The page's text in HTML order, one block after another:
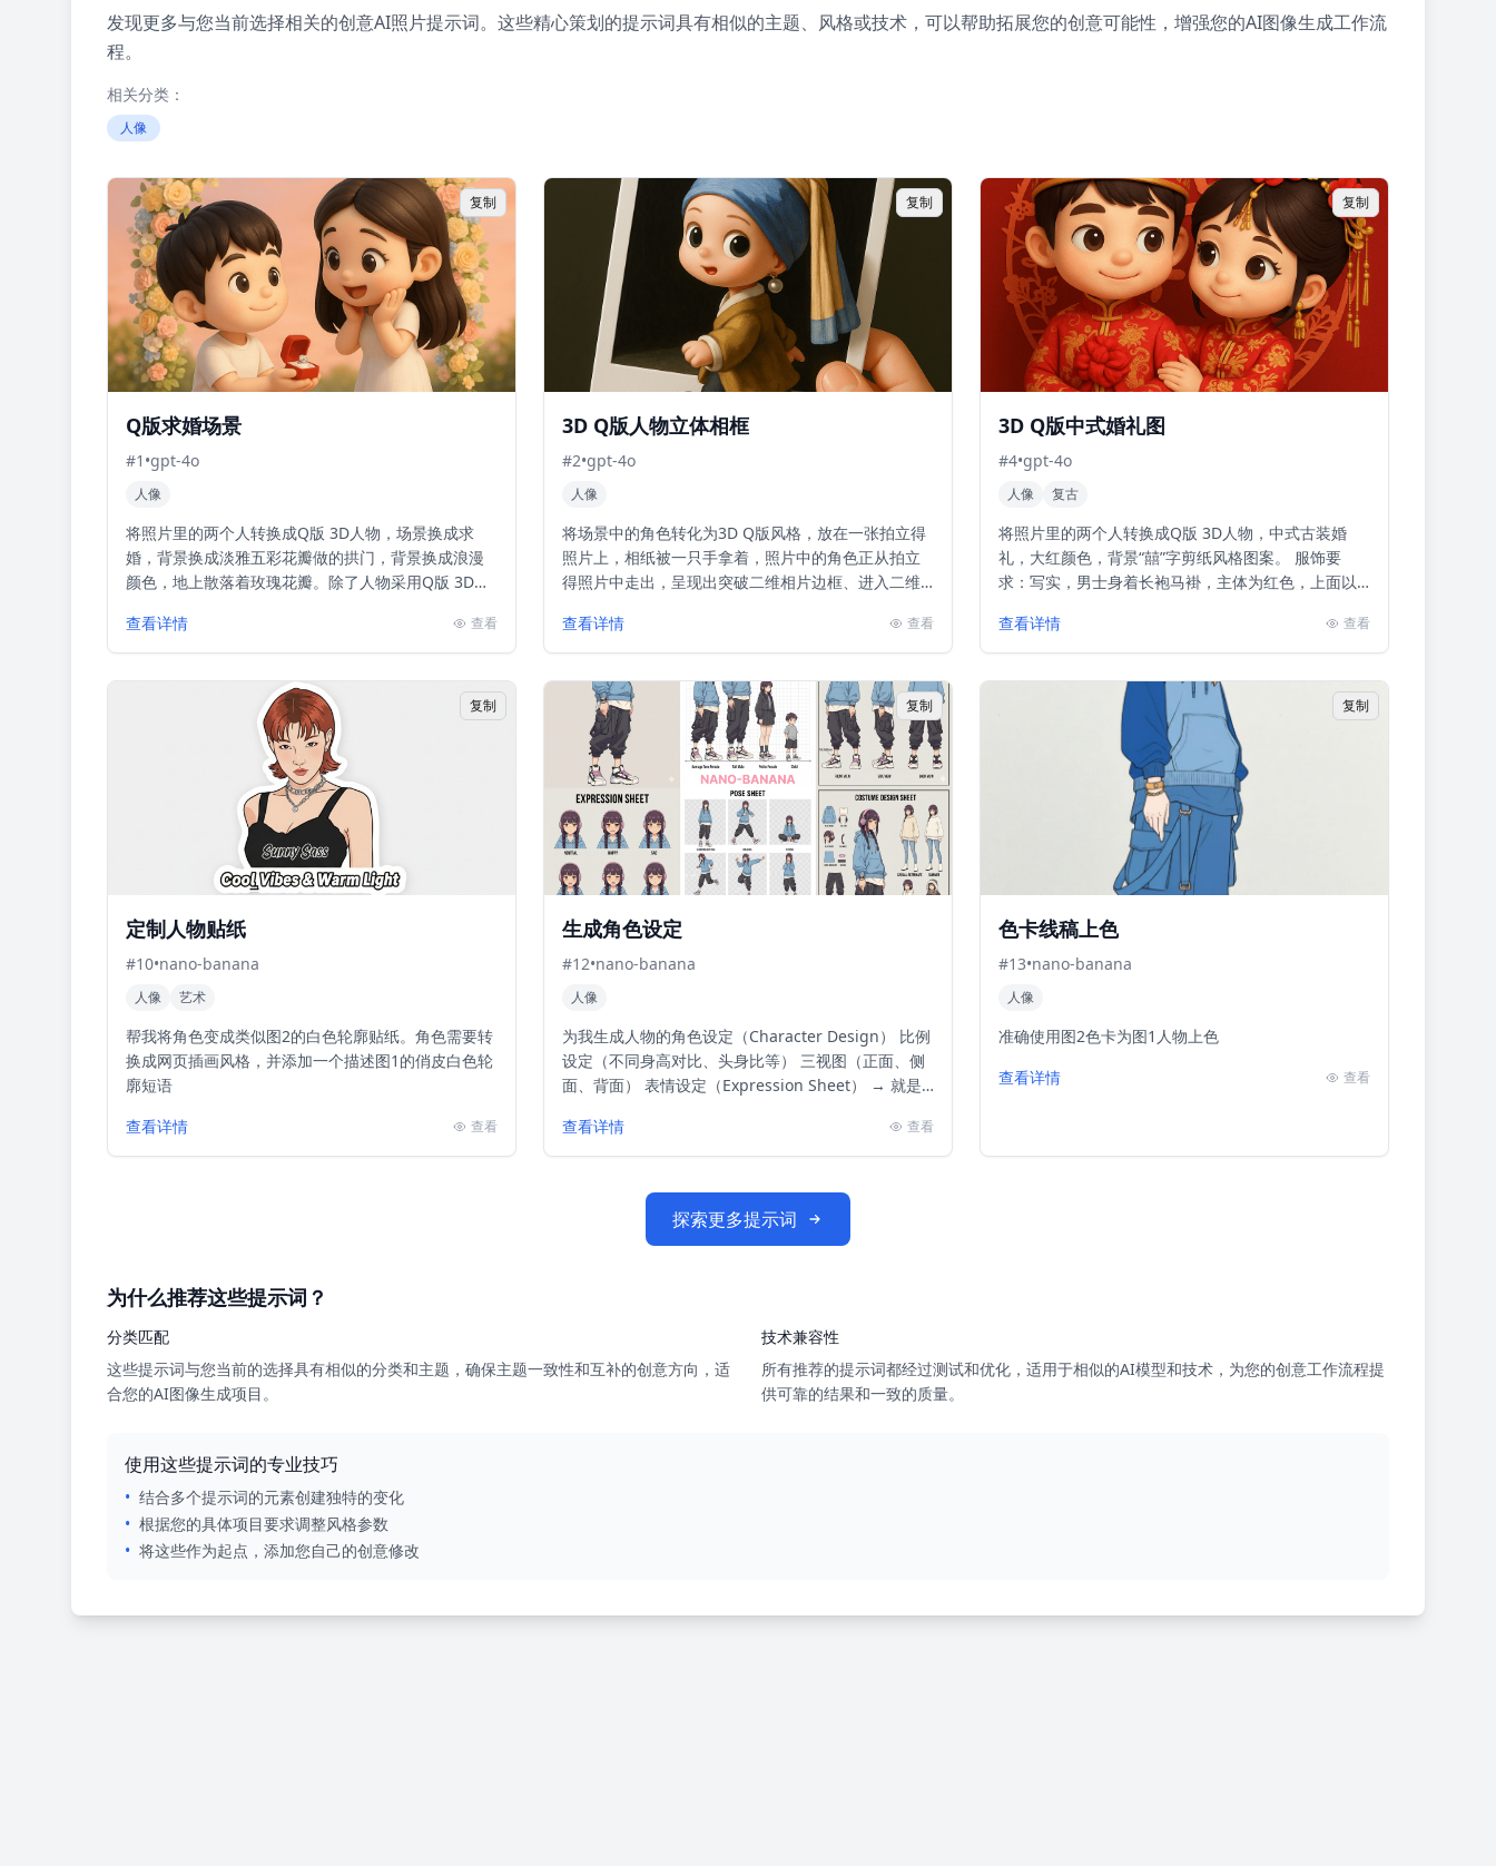
发现更多与您当前选择相关的创意AI照片提示词。这些精心策划的提示词具有相似的主题、风格或技术，可以帮助拓展您的创意可能性，增强您的AI图像生成工作流
程。
相关分类：
人像
复制
Q版求婚场景
#1 •gpt-4o
人像
将照片里的两个人转换成Q版 3D人物，场景换成求
婚，背景换成淡雅五彩花瓣做的拱门，背景换成浪漫
颜色，地上散落着玫瑰花瓣。除了人物采用Q版 3D人
查看详情 查看
复制
3D Q版人物立体相框
#2•gpt-4o
人像
将场景中的角色转化为3D Q版风格，放在一张拍立得
照片上，相纸被一只手拿着，照片中的角色正从拍立
得照片中走出，呈现出突破二维相片边框、进入二维
查看详情 查看
复制
3D Q版中式婚礼图
#4•gpt-4o
人像 复古
将照片里的两个人转换成Q版 3D人物，中式古装婚
礼，大红颜色，背景“囍”字剪纸风格图案。 服饰要
求：写实，男士身着长袍马褂，主体为红色，上面以
寓意喜庆吉...
查看详情 查看
复制
定制人物贴纸
#10•nano-banana
人像 艺术
帮我将角色变成类似图2的白色轮廓贴纸。角色需要转
换成网页插画风格，并添加一个描述图1的俏皮白色轮
廓短语
查看详情
查看
复制
生成角色设定
#12•nano-banana
人像
为我生成人物的角色设定（Character Design） 比例
设定（不同身高对比、头身比等） 三视图（正面、侧
面、背面） 表情设定（Expression Sheet） → 就是
查看详情 查看
复制
色卡线稿上色
#13•nano-banana
人像
准确使用图2色卡为图1人物上色
查看详情
查看
探索更多提示词
为什么推荐这些提示词？
分类匹配
这些提示词与您当前的选择具有相似的分类和主题，确保主题一致性和互补的创意方向，适
合您的AI图像生成项目。
技术兼容性
所有推荐的提示词都经过测试和优化，适用于相似的AI模型和技术，为您的创意工作流程提
供可靠的结果和一致的质量。
使用这些提示词的专业技巧
• 结合多个提示词的元素创建独特的变化
• 根据您的具体项目要求调整风格参数
• 将这些作为起点，添加您自己的创意修改